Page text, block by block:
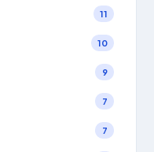
11
10
9
7
7